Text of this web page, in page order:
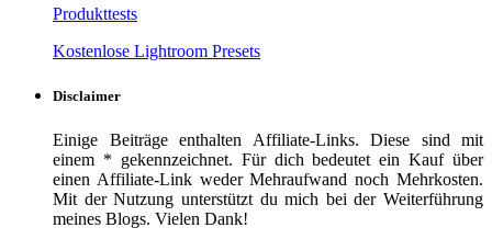
Produkttests
Kostenlose Lightroom Presets
Disclaimer
Einige Beiträge enthalten Affiliate-Links. Diese sind mit
einem * gekennzeichnet. Für dich bedeutet ein Kauf über
einen Affiliate-Link weder Mehraufwand noch Mehrkosten.
Mit der Nutzung unterstützt du mich bei der Weiterführung
meines Blogs. Vielen Dank!